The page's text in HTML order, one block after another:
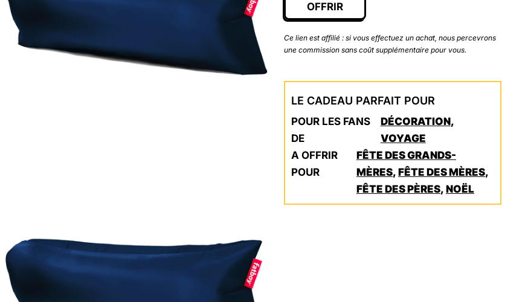
OFFRIR
Ce lien est affilié : si vous effectuez un achat, nous percevrons
une commission sans coût supplémentaire pour vous.
LE CADEAU PARFAIT POUR
POUR LES FANS
DE
DÉCORATION,
VOYAGE
A OFFRIR
POUR
FÊTE DES GRANDS-
MÈRES, FÊTE DES MÈRES,
FÊTE DES PÈRES, NOËL